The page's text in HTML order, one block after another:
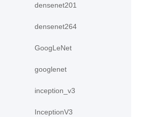
densenet201
densenet264
GoogLeNet
googlenet
inception_v3
InceptionV3